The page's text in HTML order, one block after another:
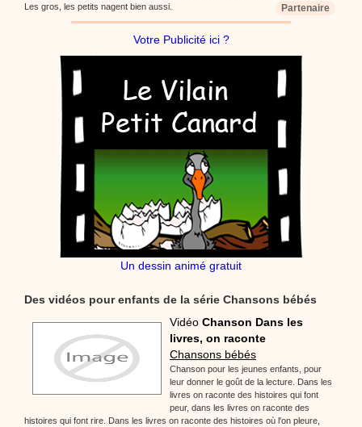
Les gros, les petits nagent bien aussi.
Partenaire
Votre Publicité ici ?
Un dessin animé gratuit
Des vidéos pour enfants de la série Chansons bébés
Vidéo Chanson Dans les
livres, on raconte
Chansons bébés
Chanson pour les jeunes enfants, pour
leur donner le goût de la lecture. Dans les
livres on raconte des histoires qui font
peur, dans les livres on raconte des
histoires qui font rire. Dans les livres on raconte des histoires où l'on pleure,